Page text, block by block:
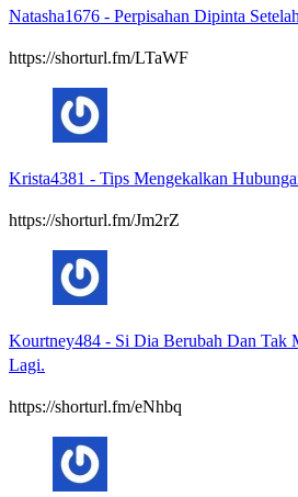
Natasha1676 - Perpisahan Dipinta
https://shorturl.fm/LTaWF
Krista4381 - Tips Mengekalkan
https://shorturl.fm/Jm2rZ
Kourtney484 - Si Dia Berubah Dan Tak
Lagi.
https://shorturl.fm/eNhbq